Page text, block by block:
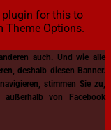
plugin for this to
Theme Options.
auch. Und wie alle
deshalb diesen Banner.
stimmen Sie zu,
von Facebook